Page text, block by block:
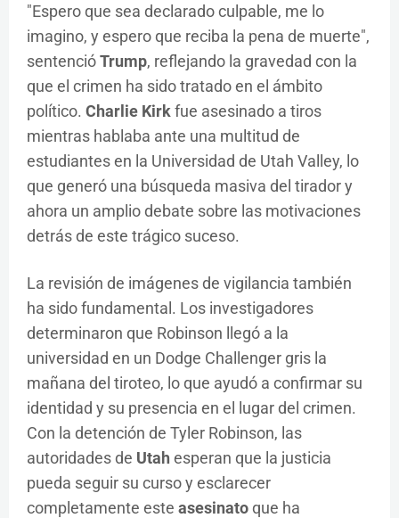
"Espero que sea declarado culpable, me lo
imagino, y espero que reciba la pena de muerte",
sentencióTrump, reflejando la gravedad con la
que el crimen ha sido tratado en el ámbito
político. Charlie Kirkfue asesinado a tiros
mientras hablaba ante una multitud de
estudiantes en la Universidad de Utah Valley, lo
que generó una búsqueda masiva del tirador y
ahora un amplio debate sobre las motivaciones
detrás de este trágico suceso.
La revisión de imágenes de vigilancia también
ha sido fundamental. Los investigadores
determinaron que Robinson llegó a la
universidad en un Dodge Challenger gris la
mañana del tiroteo, lo que ayudó a confirmar su
identidad y su presencia en el lugar del crimen.
Con la detención de Tyler Robinson, las
autoridades de Utah esperan que la justicia
pueda seguir su curso y esclarecer
completamente este asesinatoque ha